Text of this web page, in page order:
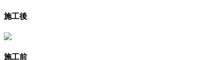
施工後
施工前